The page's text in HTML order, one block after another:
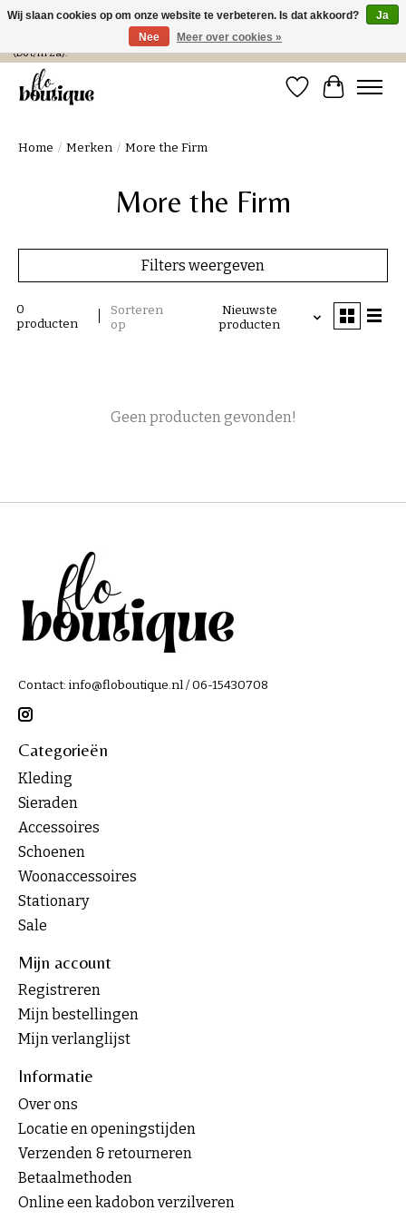
Verzending in NL € 4,99 en gratis bij een bestelling > € 100 of afhalen in de winkel
(Do t/m Za).
Verlanglijst
Home / Merken / More the Firm
More the Firm
Filters weergeven
0
producten
Sorteren
op
Nieuwste
producten
Geen producten gevonden!
Contact: info@floboutique.nl/ 06-15430708
Categorieën
Kleding
Sieraden
Accessoires
Schoenen
Woonaccessoires
Stationary
Sale
Mijn account
Registreren
Mijn bestellingen
Mijn verlanglijst
Informatie
Over ons
Locatie en openingstijden
Verzenden & retourneren
Betaalmethoden
Online een kadobon verzilveren
Wij slaan cookies op om onze website te verbeteren. Is dat akkoord?
Ja
Nee
Meer over cookies »